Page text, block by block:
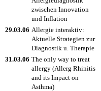
zwischen Innovation
und Inflation
29.03.06 Allergie interaktiv:
Aktuelle Strategien zur
Diagnostik u. Therapie
31.03.06 The only way to treat
allergy (Allerg Rhinitis
and its Impact on
Asthma)